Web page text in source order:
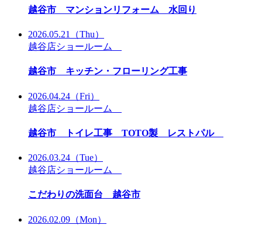
越谷市 マンションリフォーム 水回り
2026.05.21
（Thu）
越谷店ショールーム
越谷市 キッチン・フローリング工事
2026.04.24 （Fri）
越谷店ショールーム
越谷市 トイレ工事 TOTO製 レストパル
2026.03.24 （Tue）
越谷店ショールーム
こだわりの洗面台 越谷市
2026.02.09 （Mon）